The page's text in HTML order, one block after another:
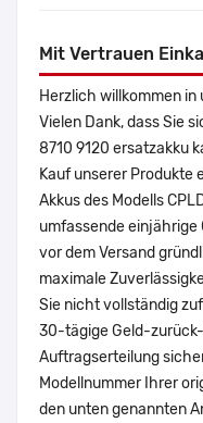
Mit Vertrauen
Herzlich willkommen
Vielen Dank, dass Sie
8710 9120 ersatzakku
Kauf unserer Produkte
Akkus des Modells
umfassende einjährige
vor dem Versand
maximale
Sie nicht vollständig
30-tägige Geld-
Auftragserteilung
Modellnummer Ihrer
den unten genannten